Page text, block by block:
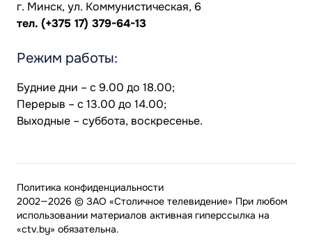
г. Минск, ул. Коммунистическая, 6
тел. (+375 17) 379-64-13
Режим работы:
Будние дни – с 9.00 до 18.00;
Перерыв – с 13.00 до 14.00;
Выходные – суббота, воскресенье.
2002—2026 © ЗАО «Столичное телевидение» При любом
использовании материалов активная гиперссылка на
«ctv.by» обязательна.
Политика конфиденциальности